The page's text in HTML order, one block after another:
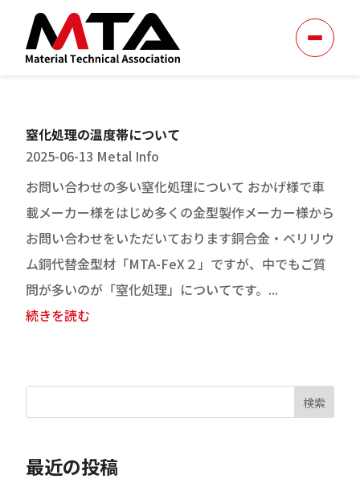
窒化処理の温度帯について
2025-06-13 Metal Info
お問い合わせの多い窒化処理について おかげ様で車
載メーカー様をはじめ多くの金型製作メーカー様から
お問い合わせをいただいております銅合金・ベリリウ
ム銅代替金型材「MTA-FeX２」ですが、中でもご質
問が多いのが「窒化処理」についてです。...
続きを読む
検索
最近の投稿